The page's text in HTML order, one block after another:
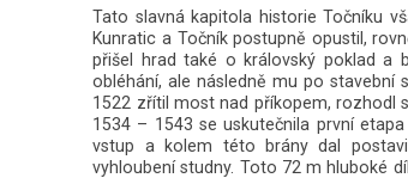
Tato slavná kapitola historie Točníku
Kunratic a Točník postupně opustil,
přišel hrad také o královský poklad a
obléhání, ale následně mu po stavební
1522 zřítil most nad příkopem, rozhodl
1534 – 1543 se uskutečnila první
vstup a kolem této brány dal
vyhloubení studny. Toto 72 m hluboké